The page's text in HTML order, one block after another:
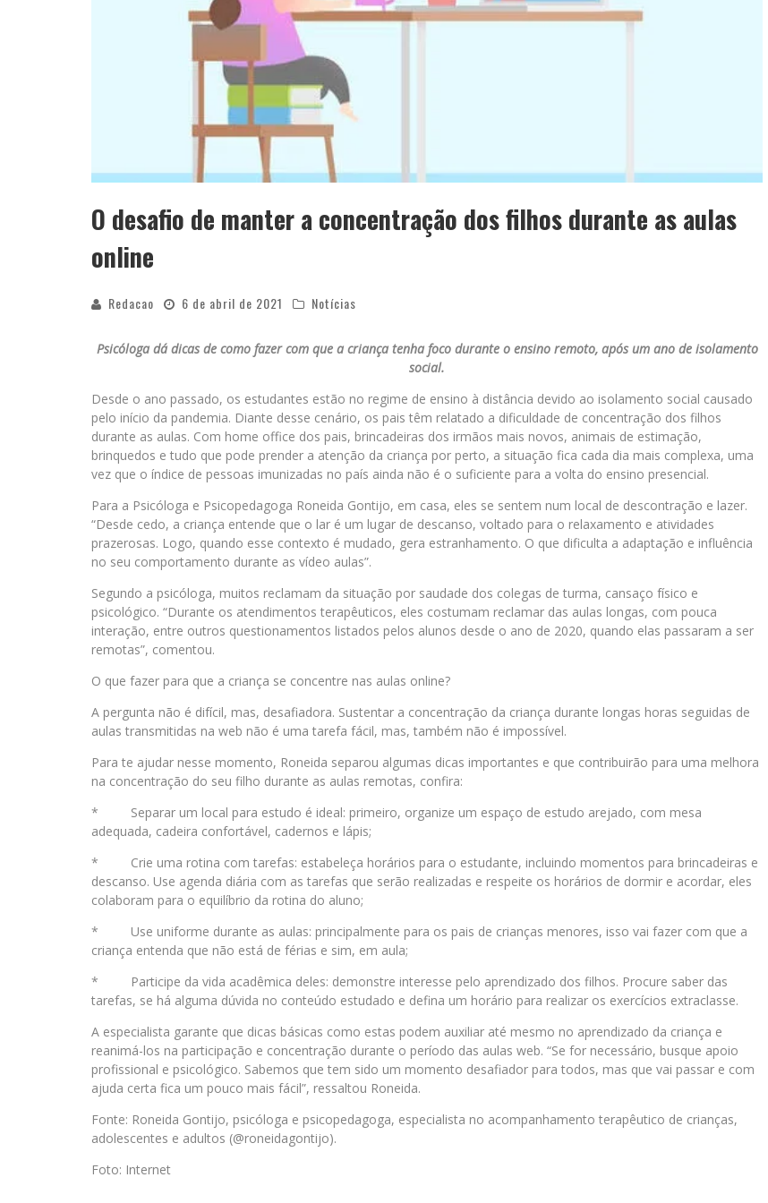
O desafio de manter a concentração dos filhos durante as aulas
online
Redacao 6 de abril de 2021 Notícias
Psicóloga dá dicas de como fazer com que a criança tenha foco durante o ensino remoto, após um ano de isolamento
social.
Desde o ano passado, os estudantes estão no regime de ensino à distância devido ao isolamento social causado
pelo início da pandemia. Diante desse cenário, os pais têm relatado a dificuldade de concentração dos filhos
durante as aulas. Com home office dos pais, brincadeiras dos irmãos mais novos, animais de estimação,
brinquedos e tudo que pode prender a atenção da criança por perto, a situação fica cada dia mais complexa, uma
vez que o índice de pessoas imunizadas no país ainda não é o suficiente para a volta do ensino presencial.
Para a Psicóloga e Psicopedagoga Roneida Gontijo, em casa, eles se sentem num local de descontração e lazer.
“Desde cedo, a criança entende que o lar é um lugar de descanso, voltado para o relaxamento e atividades
prazerosas. Logo, quando esse contexto é mudado, gera estranhamento. O que dificulta a adaptação e influência
no seu comportamento durante as vídeo aulas”.
Segundo a psicóloga, muitos reclamam da situação por saudade dos colegas de turma, cansaço físico e
psicológico. “Durante os atendimentos terapêuticos, eles costumam reclamar das aulas longas, com pouca
interação, entre outros questionamentos listados pelos alunos desde o ano de 2020, quando elas passaram a ser
remotas”, comentou.
O que fazer para que a criança se concentre nas aulas online?
A pergunta não é difícil, mas, desafiadora. Sustentar a concentração da criança durante longas horas seguidas de
aulas transmitidas na web não é uma tarefa fácil, mas, também não é impossível.
Para te ajudar nesse momento, Roneida separou algumas dicas importantes e que contribuirão para uma melhora
na concentração do seu filho durante as aulas remotas, confira:
* Separar um local para estudo é ideal: primeiro, organize um espaço de estudo arejado, com mesa
adequada, cadeira confortável, cadernos e lápis;
* Crie uma rotina com tarefas: estabeleça horários para o estudante, incluindo momentos para brincadeiras e
descanso. Use agenda diária com as tarefas que serão realizadas e respeite os horários de dormir e acordar, eles
colaboram para o equilíbrio da rotina do aluno;
* Use uniforme durante as aulas: principalmente para os pais de crianças menores, isso vai fazer com que a
criança entenda que não está de férias e sim, em aula;
* Participe da vida acadêmica deles: demonstre interesse pelo aprendizado dos filhos. Procure saber das
tarefas, se há alguma dúvida no conteúdo estudado e defina um horário para realizar os exercícios extraclasse.
A especialista garante que dicas básicas como estas podem auxiliar até mesmo no aprendizado da criança e
reanimá-los na participação e concentração durante o período das aulas web. “Se for necessário, busque apoio
profissional e psicológico. Sabemos que tem sido um momento desafiador para todos, mas que vai passar e com
ajuda certa fica um pouco mais fácil”, ressaltou Roneida.
Fonte: Roneida Gontijo, psicóloga e psicopedagoga, especialista no acompanhamento terapêutico de crianças,
adolescentes e adultos (@roneidagontijo).
Foto: Internet